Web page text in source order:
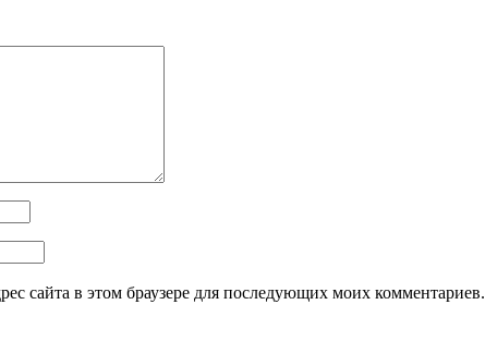
сайта в этом браузере для последующих моих комментариев.